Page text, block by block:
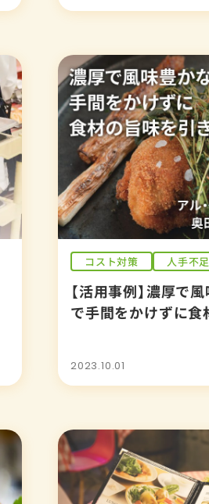
コスト対策 人手不足
【活用事例】濃厚で
で手間をかけずに食
2023.10.01